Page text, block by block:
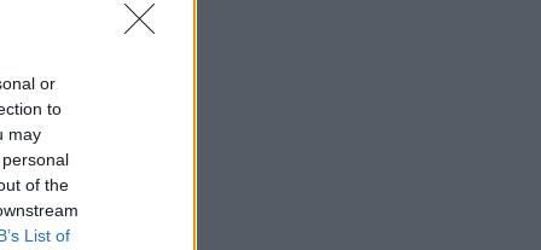
or
to
may
of the
List of